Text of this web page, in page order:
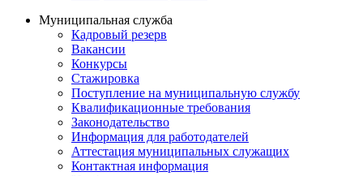
Муниципальная служба
Кадровый резерв
Вакансии
Конкурсы
Стажировка
Поступление на муниципальную службу
Квалификационные требования
Законодательство
Информация для работодателей
Аттестация муниципальных служащих
Контактная информация